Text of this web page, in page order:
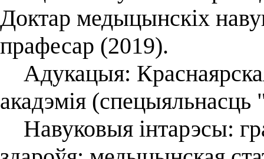
Доктар медыцынскіх
прафесар (2019).
Адукацыя:
акадэмія
Навуковыя інтарэсы: